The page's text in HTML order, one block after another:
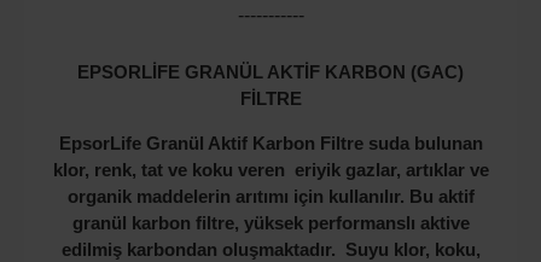
-----------
EPSORLİFE GRANÜL AKTİF KARBON (GAC)
FİLTRE
EpsorLife Granül Aktif Karbon Filtre suda bulunan
klor, renk, tat ve koku veren eriyik gazlar, artıklar ve
organik maddelerin arıtımı için kullanılır. Bu aktif
granül karbon filtre, yüksek performanslı aktive
edilmiş karbondan oluşmaktadır. Suyu klor, koku,